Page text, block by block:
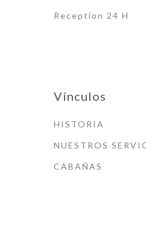
Reception 24 H
Vínculos
HISTORIA
NUESTROS
CABAÑAS